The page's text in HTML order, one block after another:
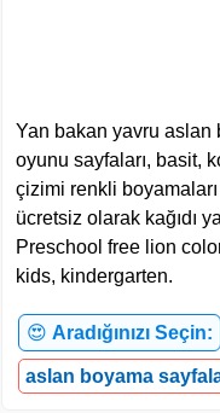
Yan bakan yavru aslan
oyunu sayfaları, basit,
çizimi renkli
ücretsiz olarak kağıdı
Preschool free lion
kids, kindergarten.
😍 Aradığınızı Seçin:
aslan boyama